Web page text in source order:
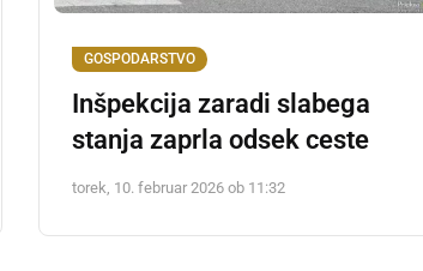
GOSPODARSTVO
Inšpekcija zaradi slabega
stanja zaprla odsek ceste
torek, 10. februar 2026 ob 11:32